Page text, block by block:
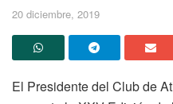
20 diciembre, 2019
El Presidente del Club de